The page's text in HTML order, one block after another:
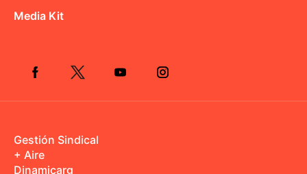
Media Kit
Gestión Sindical
+ Aire
Dinamicarg